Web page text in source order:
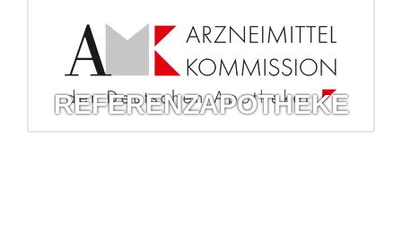
mehr erfahren...
REFERENZAPOTHEKE